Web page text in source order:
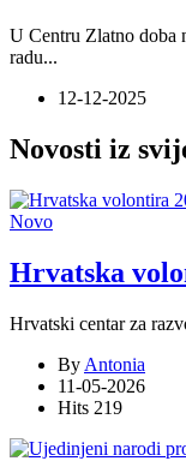
U Centru Zlatno doba
radu...
12-12-2025
Novosti iz
Novo
Hrvatska
Hrvatski centar za
By Antonia
11-05-2026
Hits 219